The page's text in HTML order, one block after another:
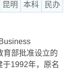
昆明 本科 民办
育部批准设立的
于1992年，原名